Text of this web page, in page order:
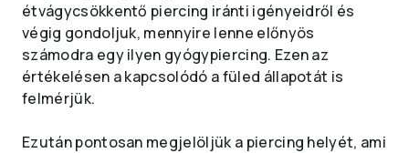
étvágycsökkentő piercing iránti igényeidről és
végig gondoljuk, mennyire lenne előnyös
számodra egy ilyen gyógypiercing. Ezen az
értékelésen a kapcsolódó a füled állapotát is
felmérjük.
Ezután pontosan megjelöljük a piercing helyét, ami